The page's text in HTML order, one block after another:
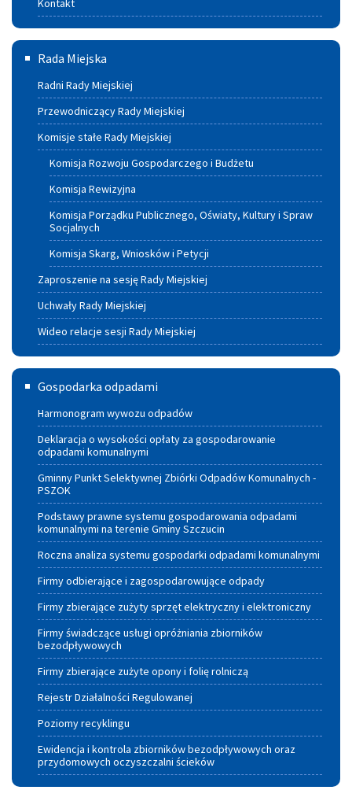
Kontakt
Rada
Miejska
Rada Miejska
Radni Rady Miejskiej
Przewodniczący Rady Miejskiej
Komisje stałe Rady Miejskiej
Komisja Rozwoju Gospodarczego i Budżetu
Komisja Rewizyjna
Komisja Porządku Publicznego, Oświaty, Kultury i Spraw
Socjalnych
Komisja Skarg, Wniosków i Petycji
Zaproszenie na sesję Rady Miejskiej
Uchwały Rady Miejskiej
Wideo relacje sesji Rady Miejskiej
Gospodarka
odpadami
Gospodarka odpadami
Harmonogram wywozu odpadów
Deklaracja o wysokości opłaty za gospodarowanie
odpadami komunalnymi
Gminny Punkt Selektywnej Zbiórki Odpadów Komunalnych -
PSZOK
Podstawy prawne systemu gospodarowania odpadami
komunalnymi na terenie Gminy Szczucin
Roczna analiza systemu gospodarki odpadami komunalnymi
Firmy odbierające i zagospodarowujące odpady
Firmy zbierające zużyty sprzęt elektryczny i elektroniczny
Firmy świadczące usługi opróżniania zbiorników
bezodpływowych
Firmy zbierające zużyte opony i folię rolniczą
Rejestr Działalności Regulowanej
Poziomy recyklingu
Ewidencja i kontrola zbiorników bezodpływowych oraz
przydomowych oczyszczalni ścieków